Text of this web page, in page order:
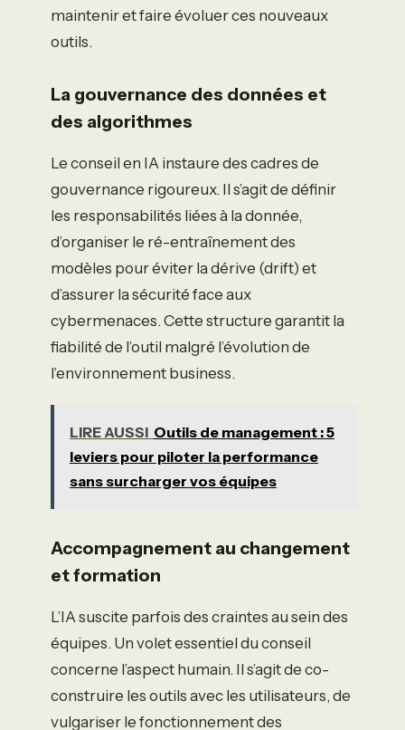
maintenir et faire évoluer ces nouveaux
outils.
La gouvernance des données et
des algorithmes
Le conseil en IA instaure des cadres de
gouvernance rigoureux. Il s’agit de définir
les responsabilités liées à la donnée,
d’organiser le ré-entraînement des
modèles pour éviter la dérive (drift) et
d’assurer la sécurité face aux
cybermenaces. Cette structure garantit la
fiabilité de l’outil malgré l’évolution de
l’environnement business.
LIRE AUSSI Outils de management : 5
leviers pour piloter la performance
sans surcharger vos équipes
Accompagnement au changement
et formation
L’IA suscite parfois des craintes au sein des
équipes. Un volet essentiel du conseil
concerne l’aspect humain. Il s’agit de co-
construire les outils avec les utilisateurs, de
vulgariser le fonctionnement des